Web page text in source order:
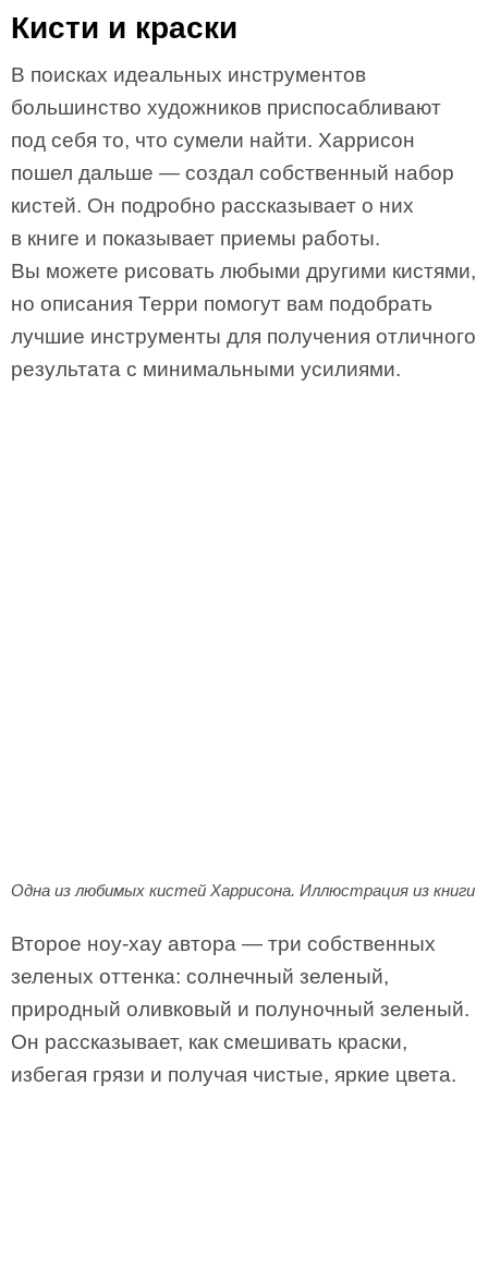
Кисти и краски
В поисках идеальных инструментов
большинство художников приспосабливают
под себя то, что сумели найти. Харрисон
пошел дальше — создал собственный набор
кистей. Он подробно рассказывает о них
в книге и показывает приемы работы.
Вы можете рисовать любыми другими кистями,
но описания Терри помогут вам подобрать
лучшие инструменты для получения отличного
результата с минимальными усилиями.
Одна из любимых кистей Харрисона. Иллюстрация из книги
Второе ноу-хау автора — три собственных
зеленых оттенка: солнечный зеленый,
природный оливковый и полуночный зеленый.
Он рассказывает, как смешивать краски,
избегая грязи и получая чистые, яркие цвета.